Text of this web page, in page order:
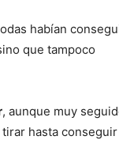
habían
que tampoco
, aunque muy
hasta